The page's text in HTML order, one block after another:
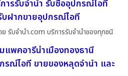
ารรับจำนำ รับซื้ออุปกรณ์ไอที
บฝากขายอุปกรณ์ไอที
รับจํานํา.com บริการรับจำนำของทุกชนิ
พคอารีน่าเมืองทองธานี
รณ์ไอที ขายของหลุดจำนำ และ